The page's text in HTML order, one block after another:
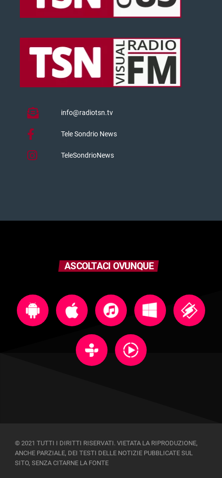
info@radiotsn.tv
Tele Sondrio News
TeleSondrioNews
ASCOLTACI OVUNQUE
© 2021 TUTTI I DIRITTI RISERVATI. VIETATA LA RIPRODUZIONE,
ANCHE PARZIALE, DEI TESTI DELLE NOTIZIE PUBBLICATE SUL
SITO, SENZA CITARNE LA FONTE